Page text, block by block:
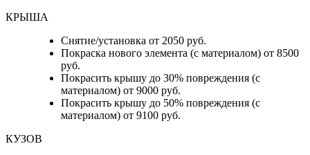
КРЫША
Снятие/установка от 2050 руб.
Покраска нового элемента (с материалом) от 8500
руб.
Покрасить крышу до 30% повреждения (с
материалом) от 9000 руб.
Покрасить крышу до 50% повреждения (с
материалом) от 9100 руб.
КУЗОВ